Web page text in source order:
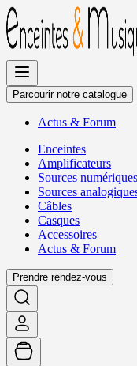
Allez
au
contenu
Parcourir notre catalogue
Actus & Forum
Enceintes
Amplificateurs
Sources numériques
Sources
Câbles
Casques
Accessoires
Actus & Forum
Prendre rendez-vous